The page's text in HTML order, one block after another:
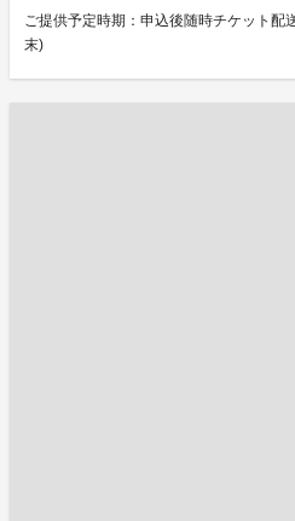
ご提供予定時期：申込後随時チケット配
末)